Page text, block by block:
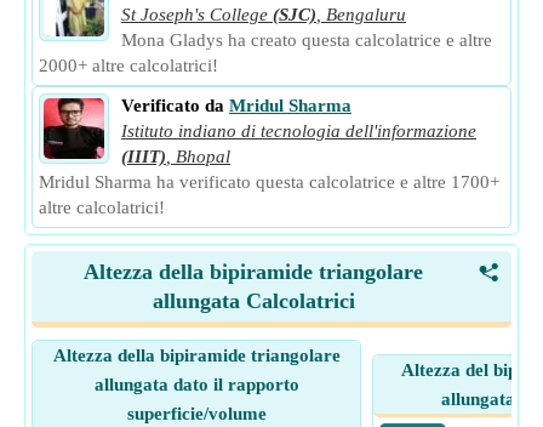
St Joseph's College (SJC)
Bengaluru
Mona Gladys ha creato questa calcolatrice e altre
2000+ altre calcolatrici!
Verificato da Mridul Sharma
Istituto indiano di tecnologia dell'informazione
(IIIT)
Bhopal
Mridul Sharma ha verificato questa calcolatrice e altre 1700+
altre calcolatrici!
<
Altezza della bipiramide triangolare
allungata Calcolatrici
Altezza della bipiramide triangolare
allungata dato il rapporto
superficie/volume
Altezza del
allungata